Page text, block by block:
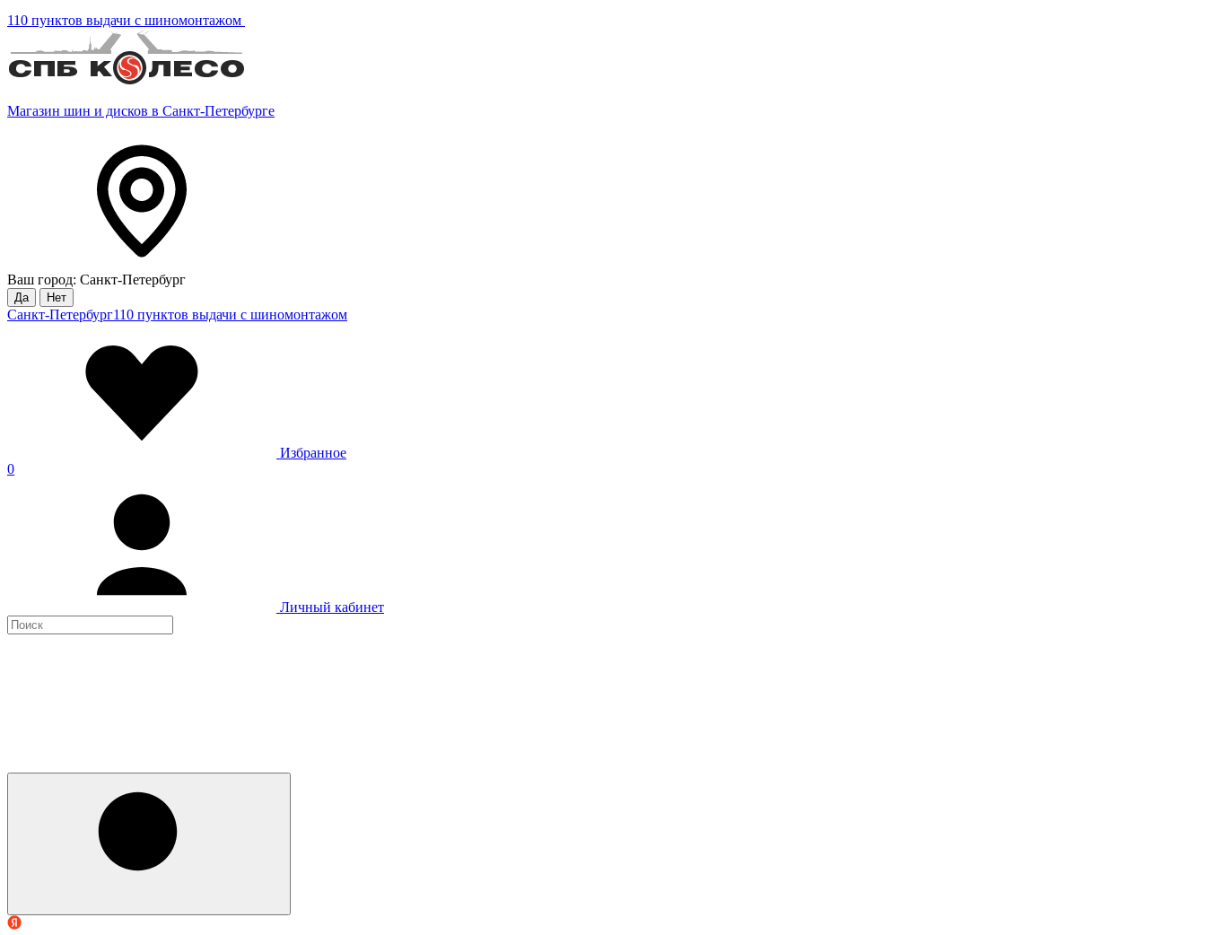
110 пунктов выдачи с шиномонтажом
Магазин шин и дисков в Санкт-Петербурге
Ваш город: Санкт-Петербург
Да Нет
Санкт-Петербург110 пунктов выдачи с шиномонтажом
Избранное
0
Личный кабинет